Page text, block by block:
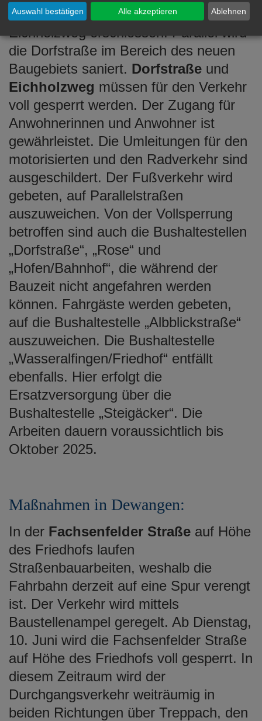
In Hofen wird derzeit das Baugebiet
Eichholzweg erschlossen. Parallel wird
die Dorfstraße im Bereich des neuen
Baugebiets saniert. Dorfstraße und
Eichholzweg müssen für den Verkehr
voll gesperrt werden. Der Zugang für
Anwohnerinnen und Anwohner ist
gewährleistet. Die Umleitungen für den
motorisierten und den Radverkehr sind
ausgeschildert. Der Fußverkehr wird
gebeten, auf Parallelstraßen
auszuweichen. Von der Vollsperrung
betroffen sind auch die Bushaltestellen
„Dorfstraße“, „Rose“ und
„Hofen/Bahnhof“, die während der
Bauzeit nicht angefahren werden
können. Fahrgäste werden gebeten,
auf die Bushaltestelle „Albblickstraße“
auszuweichen. Die Bushaltestelle
„Wasseralfingen/Friedhof“ entfällt
ebenfalls. Hier erfolgt die
Ersatzversorgung über die
Bushaltestelle „Steigäcker“. Die
Arbeiten dauern voraussichtlich bis
Oktober 2025.
Maßnahmen in Dewangen:
In der Fachsenfelder Straße auf Höhe
des Friedhofs laufen
Straßenbauarbeiten, weshalb die
Fahrbahn derzeit auf eine Spur verengt
ist. Der Verkehr wird mittels
Baustellenampel geregelt. Ab Dienstag,
10. Juni wird die Fachsenfelder Straße
auf Höhe des Friedhofs voll gesperrt. In
diesem Zeitraum wird der
Durchgangsverkehr weiträumig in
beiden Richtungen über Treppach, den
Ablehnen
Auswahl bestätigen Alle akzeptieren